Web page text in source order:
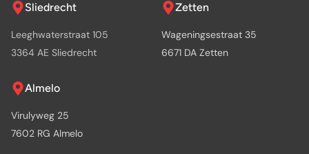
Sliedrecht
Leeghwaterstraat 105
3364 AE Sliedrecht
Zetten
Wageningsestraat 35
6671 DA Zetten
Almelo
Virulyweg 25
7602 RG Almelo